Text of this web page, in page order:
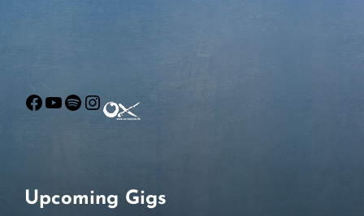
Facebook
YouTube
Spotify
Instagram
Upcoming Gigs